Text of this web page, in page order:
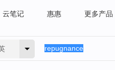
云笔记 惠惠 更多产品